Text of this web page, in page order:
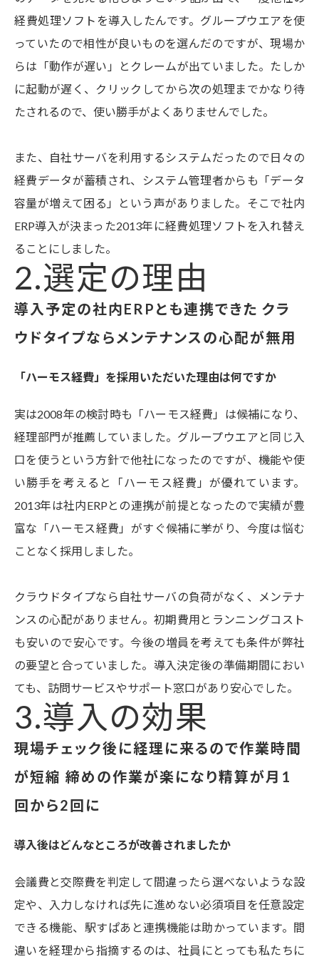
経費処理ソフトを導入したんです。グループウエアを使
っていたので相性が良いものを選んだのですが、現場か
らは「動作が遅い」とクレームが出ていました。たしか
に起動が遅く、クリックしてから次の処理までかなり待
たされるので、使い勝手がよくありませんでした。
また、自社サーバを利用するシステムだったので日々の
経費データが蓄積され、システム管理者からも「データ
容量が増えて困る」という声がありました。そこで社内
ERP導入が決まった2013年に経費処理ソフトを入れ替え
ることにしました。
2.選定の理由
導入予定の社内ERPとも連携できた クラ
ウドタイプならメンテナンスの心配が無用
「ハーモス経費」を採用いただいた理由は何ですか
実は2008年の検討時も「ハーモス経費」は候補になり、
経理部門が推薦していました。グループウエアと同じ入
口を使うという方針で他社になったのですが、機能や使
い勝手を考えると「ハーモス経費」が優れています。
2013年は社内ERPとの連携が前提となったので実績が豊
富な「ハーモス経費」がすぐ候補に挙がり、今度は悩む
ことなく採用しました。
クラウドタイプなら自社サーバの負荷がなく、メンテナ
ンスの心配がありません。初期費用とランニングコスト
も安いので安心です。今後の増員を考えても条件が弊社
の要望と合っていました。導入決定後の準備期間におい
ても、訪問サービスやサポート窓口があり安心でした。
3.導入の効果
現場チェック後に経理に来るので作業時間
が短縮 締めの作業が楽になり精算が月1
回から2回に
導入後はどんなところが改善されましたか
会議費と交際費を判定して間違ったら選べないような設
定や、入力しなければ先に進めない必須項目を任意設定
できる機能、駅すぱあと連携機能は助かっています。間
違いを経理から指摘するのは、社員にとっても私たちに